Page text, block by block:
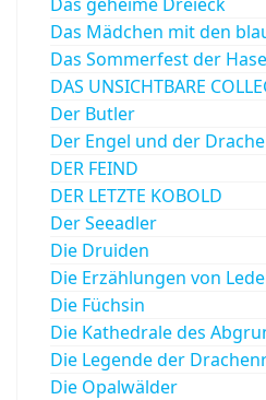
Das Mädchen mit den
Das Sommerfest der
DAS UNSICHTBARE
Der Butler
Der Engel und der Drache
DER FEIND
DER LETZTE KOBOLD
Der Seeadler
Die Druiden
Die Erzählungen von
Die Füchsin
Die Kathedrale des
Die Legende der
Die Opalwälder